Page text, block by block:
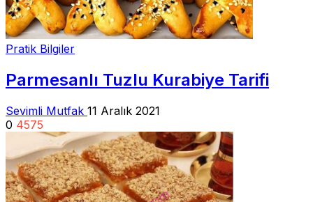
Pratik Bilgiler
Parmesanlı Tuzlu Kurabiye Tarifi
Sevimli Mutfak 11 Aralık 2021
0 4575